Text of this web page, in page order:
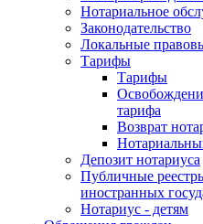
Нотариальное
Законодательство
Локальные
Тарифы
Тарифы
тарифа
Возврат
Депозит нотариуса
Публичные
иностранных
Нотариус - детям